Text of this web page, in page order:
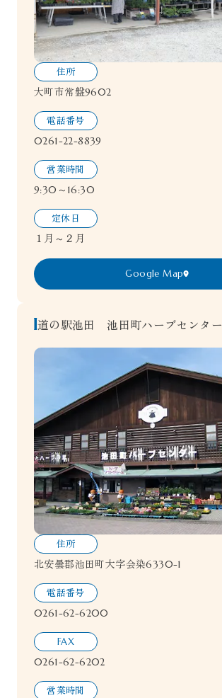
Google Map
住所
大町市常盤9602
電話番号
0261-22-8839
営業時間
9:30～16:30
定休日
１月～２月
道の駅池田 池田町ハーブセンター
住所
北安曇郡池田町大字会染6330-1
電話番号
0261-62-6200
FAX
0261-62-6202
営業時間